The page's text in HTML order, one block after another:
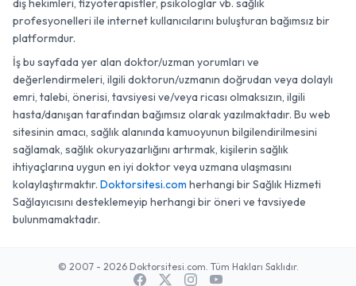
diş hekimleri, fizyoterapistler, psikologlar vb. sağlık
profesyonelleri ile internet kullanıcılarını buluşturan bağımsız bir
platformdur.
İş bu sayfada yer alan doktor/uzman yorumları ve
değerlendirmeleri, ilgili doktorun/uzmanın doğrudan veya dolaylı
emri, talebi, önerisi, tavsiyesi ve/veya ricası olmaksızın, ilgili
hasta/danışan tarafından bağımsız olarak yazılmaktadır. Bu web
sitesinin amacı, sağlık alanında kamuoyunun bilgilendirilmesini
sağlamak, sağlık okuryazarlığını artırmak, kişilerin sağlık
ihtiyaçlarına uygun en iyi doktor veya uzmana ulaşmasını
kolaylaştırmaktır. Doktorsitesi.com herhangi bir Sağlık Hizmeti
Sağlayıcısını desteklemeyip herhangi bir öneri ve tavsiyede
bulunmamaktadır.
© 2007 - 2026 Doktorsitesi.com. Tüm Hakları Saklıdır.